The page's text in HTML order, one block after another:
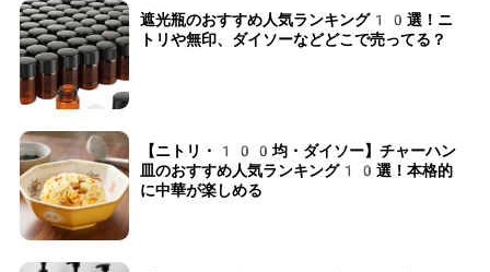
遮光瓶のおすすめ人気ランキング10選！ニ
トリや無印、ダイソーなどどこで売ってる？
【ニトリ・100均・ダイソー】チャーハン
皿のおすすめ人気ランキング10選！本格的
に中華が楽しめる